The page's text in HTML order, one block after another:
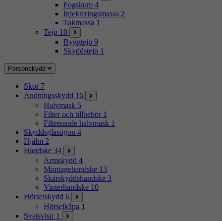
Fogskum 4
Injekteringsmassa 2
Takmassa 1
Tejp 10
Byggtejp 9
Skyddstejp 1
Personskydd
Skor 7
Andningsskydd 16
Halvmask 5
Filter och tillbehör 1
Filtrerande halvmask 1
Skyddsglasögon 4
Hjälm 2
Handske 34
Armskydd 4
Montagehandske 13
Skärskyddshandske 3
Vinterhandske 10
Hörselskydd 6
Hörselkåpa 1
Svetsvisir 1